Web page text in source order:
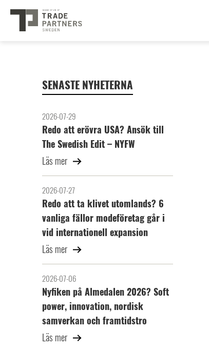
SENASTE NYHETERNA
2026-07-29
Redo att erövra USA? Ansök till
The Swedish Edit – NYFW
Läs mer
2026-07-27
Redo att ta klivet utomlands? 6
vanliga fällor modeföretag går i
vid internationell expansion
Läs mer
2026-07-06
Nyfiken på Almedalen 2026? Soft
power, innovation, nordisk
samverkan och framtidstro
Läs mer